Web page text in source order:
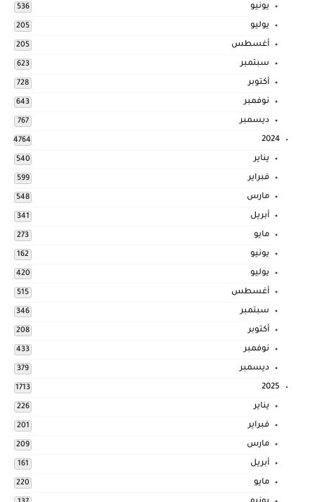
يونيو 536
يوليو 205
أغسطس 205
سبتمبر 623
أكتوبر 728
نوفمبر 643
ديسمبر 767
2024
4764
يناير 540
فبراير 599
مارس 548
أبريل 341
مايو 273
يونيو 162
يوليو 420
أغسطس 515
سبتمبر 346
أكتوبر 208
نوفمبر 433
ديسمبر 379
2025
1713
يناير 226
فبراير 201
مارس 209
أبريل 161
مايو 220